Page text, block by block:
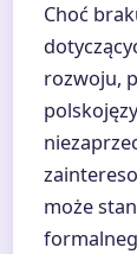
Choć
rozwoju,
może